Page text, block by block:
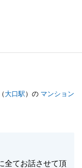
良かったです。
っていますので、
います。
おります。
（大口駅）の マンション
全てお話させて頂